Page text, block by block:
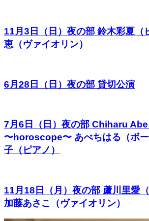
11月3日（日）夜の部 鈴木彩夏（
恵（ヴァイオリン）
6月28日（日）夜の部 貸切公演
7月6日（日）夜の部 Chiharu
〜horoscope〜 あべちはる（ボ
子（ピアノ）
11月18日（月）夜の部 蘆川里愛
加藤あさこ（ヴァイオリン）